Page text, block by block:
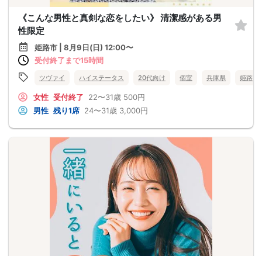
《こんな男性と真剣な恋をしたい》 清潔感がある男
性限定
姫路市 | 8月9日(日) 12:00〜
受付終了まで15時間
ツヴァイ ハイステータス 20代向け 個室 兵庫県 姫路市
女性 受付終了 22〜31歳 500円
男性 残り1席 24〜31歳 3,000円